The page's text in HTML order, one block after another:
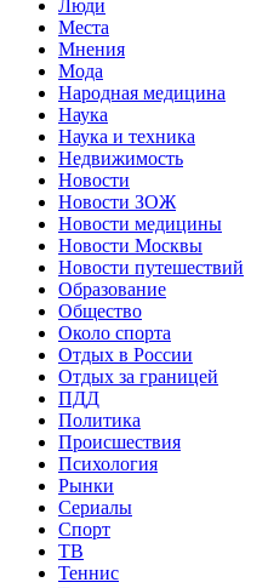
Люди
Места
Мнения
Мода
Народная медицина
Наука
Наука и техника
Недвижимость
Новости
Новости ЗОЖ
Новости медицины
Новости Москвы
Новости путешествий
Образование
Общество
Около спорта
Отдых в России
Отдых за границей
ПДД
Политика
Происшествия
Психология
Рынки
Сериалы
Спорт
ТВ
Теннис